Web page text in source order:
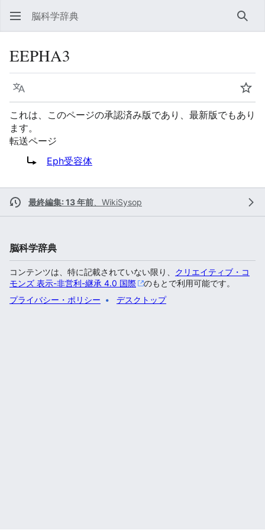
脳科学辞典 検索
EEPHA3
言語
ウ
これは、このページの承認済み版であり、最新版でもあり
ます。
転送ページ
転送先:
Eph受容体
最終編集: 13 年前 WikiSysop
脳科学辞典
コンテンツは、特に記載されていない限り、 クリエイティブ・コ
モンズ 表示-非営利-継承 4.0 国際
のもとで利用可能です。
プライバシー・ポリシー
デスクトップ